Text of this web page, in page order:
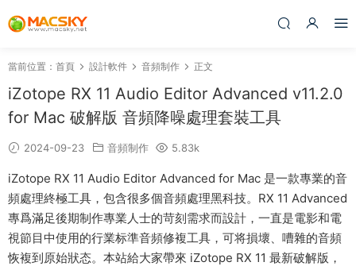
當前位置： 首頁 設計軟件 音頻制作 正文
iZotope RX 11 Audio Editor Advanced v11.2.0
for Mac 破解版 音頻降噪處理套裝工具
2024-09-23 音頻制作 5.83k
iZotope RX 11 Audio Editor Advanced for Mac 是一款專業的音
頻處理終極工具，包含很多個音頻處理黑科技。RX 11 Advanced
專爲滿足後期制作專業人士的苛刻需求而設計，一直是電影和電
視節目中使用的行業标準音頻修複工具，可将損壞、嘈雜的音頻
恢複到原始狀态。本站給大家帶來 iZotope RX 11 最新破解版，